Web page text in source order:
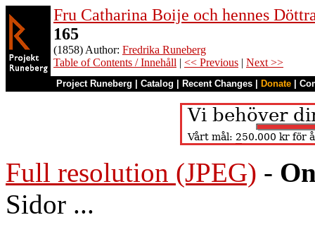
Fru Catharina Boije och hennes
165
(1858) Author: Fredrika Runeberg
Table of Contents / Innehåll | << Previous | Next >>
Project Runeberg Catalog Recent Changes Donate
Full resolution (JPEG) -
Sidor ...